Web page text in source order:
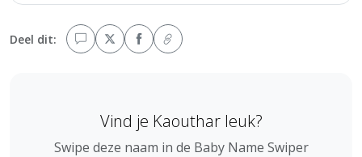
Deel dit:
Vind je Kaouthar leuk?
Swipe deze naam in de Baby Name Swiper